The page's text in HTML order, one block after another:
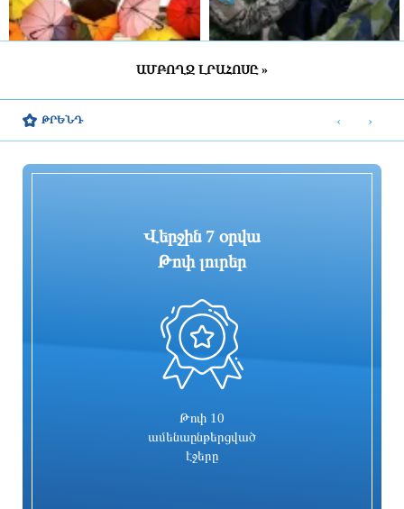
հնարավոր է կարկուտ
ամենամեծը մի քանի տասնամյակի
ընթացքում
«ՑԱՅԳ» հեռուստաընկերությունն
իրականացնում է «Շիրակցու խոսք»
Հիմնանորոգվում է Սևան-Մարտունի-
ավտոճանապարհի մի հատվածը
ԱՄԲՈՂՋ ԼՐԱՀՈՍԸ »
ԹՐԵՆԴ
Վերջին 7 օրվա
Թոփ լուրեր
Թոփ 10
ամենաընթերցված
էջերը
‹ ›